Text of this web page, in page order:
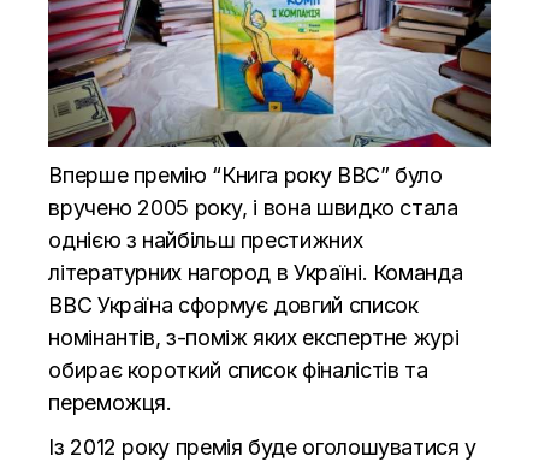
Вперше премію “Книга року ВВС” було
вручено 2005 року, і вона швидко стала
однією з найбільш престижних
літературних нагород в Україні. Команда
ВВС Україна сформує довгий список
номінантів, з-поміж яких експертне журі
обирає короткий список фіналістів та
переможця.
Із 2012 року премія буде оголошуватися у